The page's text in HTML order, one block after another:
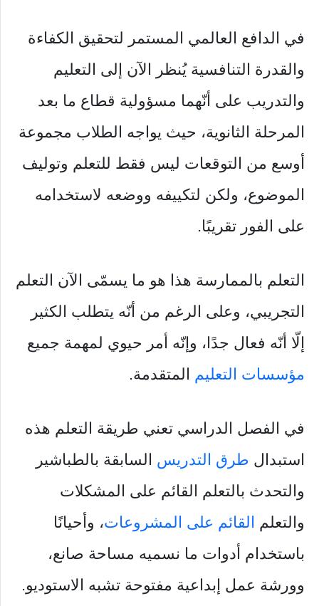
في الدافع العالمي المستمر لتحقيق الكفاءة
والقدرة التنافسية يُنظر الآن إلى التعليم
والتدريب على أنّهما مسؤولية قطاع ما بعد
المرحلة الثانوية، حيث يواجه الطلاب مجموعة
أوسع من التوقعات ليس فقط للتعلم وتوليف
الموضوع، ولكن لتكييفه ووضعه لاستخدامه
على الفور تقريبًا.
التعلم بالممارسة هذا هو ما يسمّى الآن التعلم
التجريبي، وعلى الرغم من أنّه يتطلب الكثير
إلّا أنّه فعال جدًا، وإنّه أمر حيوي لمهمة جميع
مؤسسات التعليم المتقدمة.
في الفصل الدراسي تعني طريقة التعلم هذه
استبدال طرق التدريس السابقة بالطباشير
والتحدث بالتعلم القائم على المشكلات
والتعلم القائم على المشروعات، وأحيانًا
باستخدام أدوات ما نسميه مساحة صانع،
وورشة عمل إبداعية مفتوحة تشبه الاستوديو.